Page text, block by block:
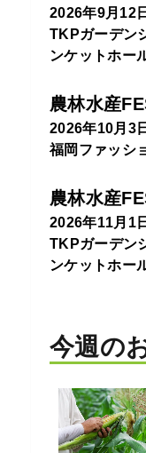
2026年9月12
TKPガーデン
ンケットホー
農林水産
2026年10月3
福岡ファッシ
農林水産
2026年11月1
TKPガーデン
ンケットホー
今週の